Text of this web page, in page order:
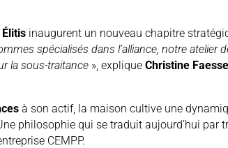
Élitis inaugurent un nouveau chapitre
spécialisés dans l’alliance, notre
la sous-traitance », expliqueChristine
à son actif, la maison cultive une
philosophie qui se traduit aujourd’hui
CEMPP.